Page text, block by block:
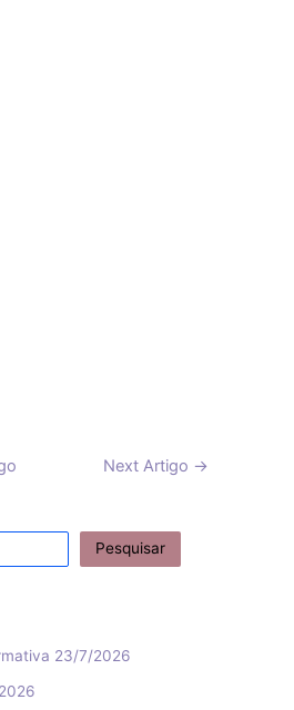
Next Artigo →
Pesquisar
23/7/2026